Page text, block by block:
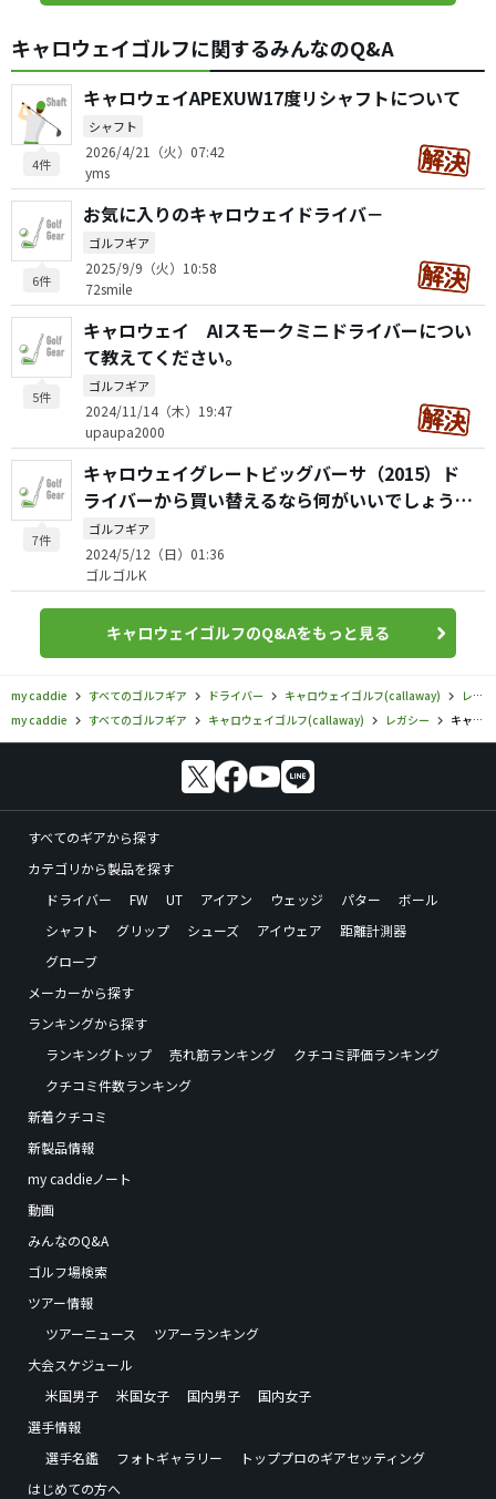
キャロウェイゴルフに関するみんなのQ&A
4件
キャロウェイAPEXUW17度リシャフトについて
シャフト
2026/4/21（火）07:42
yms
6件
お気に入りのキャロウェイドライバ－
ゴルフギア
2025/9/9（火）10:58
72smile
5件
キャロウェイ AIスモークミニドライバーについ
て教えてください。
ゴルフギア
2024/11/14（木）19:47
upaupa2000
7件
キャロウェイグレートビッグバーサ（2015）ド
ライバーから買い替えるなら何がいいでしょう
か？
ゴルフギア
2024/5/12（日）01:36
ゴルゴルK
キャロウェイゴルフのQ&Aをもっと見る
my caddie すべてのゴルフギア ドライバー キャロウェイゴルフ(callaway)
レガシー
my caddie
すべてのゴルフギア キャロウェイゴルフ(callaway) レガシー キャロウェイゴルフ／レガシー／New LEGACY BLACK ドライバー（2013）の口コミ評価
すべてのギアから探す
カテゴリから製品を探す
ドライバー
FW UT アイアン ウェッジ パター
ボール
シャフト
グリップ シューズ アイウェア
距離計測器
グローブ
メーカーから探す
ランキングから探す
ランキングトップ
売れ筋ランキング
クチコミ評価ランキング
クチコミ件数ランキング
新着クチコミ
新製品情報
my caddieノート
動画
みんなのQ&A
ゴルフ場検索
ツアー情報
ツアーニュース
ツアーランキング
大会スケジュール
米国男子
米国女子 国内男子
国内女子
選手情報
選手名鑑
フォトギャラリー
トッププロのギアセッティング
はじめての方へ